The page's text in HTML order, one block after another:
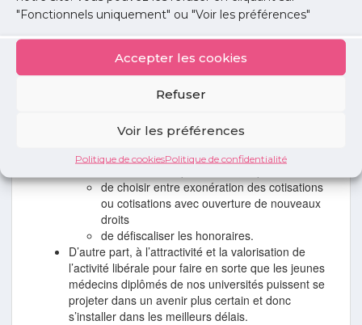
"Fonctionnels uniquement" ou "Voir les préférences"
Accepter les cookies
Refuser
Voir les préférences
Politique de cookiesPolitique de confidentialité
Les deux priorités vont donc :
D’une part, au maintien des médecins en activité,
notamment les + de 60 ans en les incitant à
poursuivre quelques années de plus. L’ouverture
à partir de 2024 des droits à la retraite pour les
retraite n’est qu’un ajustement logique mais
aucune réelle incitation n’a été proposée. Il
conviendrait de proposer pour les médecins en
de choisir entre exonération des cotisations
ou cotisations avec ouverture de nouveaux
droits
de défiscaliser les honoraires.
D’autre part, à l’attractivité et la valorisation de
l’activité libérale pour faire en sorte que les jeunes
médecins diplômés de nos universités puissent se
projeter dans un avenir plus certain et donc
s’installer dans les meilleurs délais.